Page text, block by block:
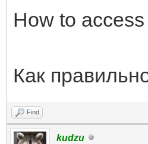
How to
Как
Find
kudzu